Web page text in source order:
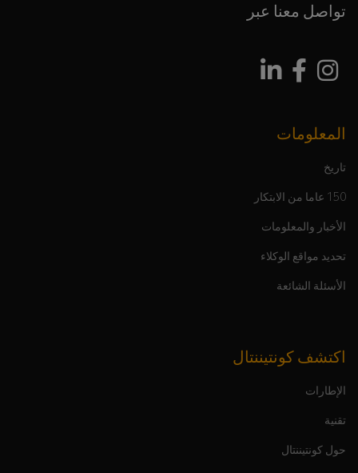
تواصل معنا عبر
المعلومات
تاريخ
150 عاما من الابتكار
الأخبار والمعلومات
تحديد مواقع الوكلاء
الأسئلة الشائعة
اكتشف كونتيننتال
الإطارات
تقنية
حول كونتيننتال